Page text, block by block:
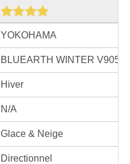
YOKOHAMA
BLUEARTH WINTER V905
Hiver
N/A
Glace & Neige
Directionnel